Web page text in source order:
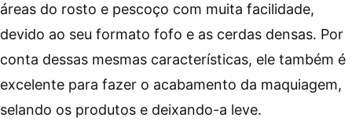
áreas do rosto e pescoço com muita facilidade,
devido ao seu formato fofo e as cerdas densas. Por
conta dessas mesmas características, ele também é
excelente para fazer o acabamento da maquiagem,
selando os produtos e deixando-a leve.